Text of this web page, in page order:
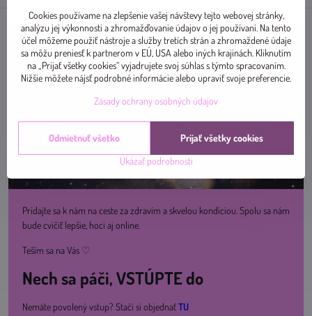
Pridajte sa k nám na ceste za zdravím a skvelou kondíciou. Spolu sa nám
bude cvičiť lepšie, hoci aj online.
Teším sa na Vás ♡
Nech sa páči, VSTÚPTE do
Nemáte povolený vstup? Stačí si objednaťTU
Cookies používame na zlepšenie vašej návštevy tejto webovej stránky,
analýzu jej výkonnosti a zhromažďovanie údajov o jej používaní. Na tento
účel môžeme použiť nástroje a služby tretích strán a zhromaždené údaje
sa môžu preniesť k partnerom v EÚ, USA alebo iných krajinách. Kliknutím
na „Prijať všetky cookies“ vyjadrujete svoj súhlas s týmto spracovaním.
Nižšie môžete nájsť podrobné informácie alebo upraviť svoje preferencie.
Zásady ochrany osobných údajov
Ukázať podrobnosti
Prijať všetky cookies
Odmietnuť všetko